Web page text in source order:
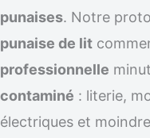
punaises. Notre
punaise de lit
professionnelle
contaminé : literie,
électriques et